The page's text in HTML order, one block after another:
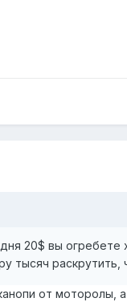
20$ вы огребете
тысяч
от моторолы,